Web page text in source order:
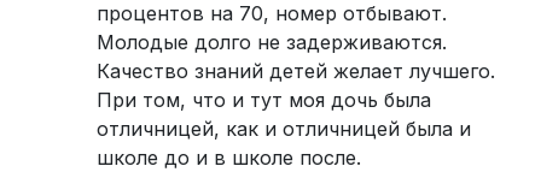
процентов на 70, номер отбывают.
Молодые долго не задерживаются.
Качество знаний детей желает лучшего.
При том, что и тут моя дочь была
отличницей, как и отличницей была и
школе до и в школе после.